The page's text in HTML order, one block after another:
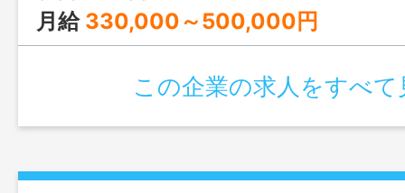
月給 330,000～500,000円
この企業の求人をすべて